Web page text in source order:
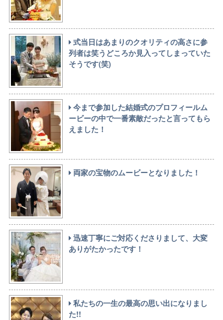
式当日はあまりのクオリティの高さに参
列者は笑うどころか見入ってしまっていた
そうです(笑)
今まで参加した結婚式のプロフィールム
ービーの中で一番素敵だったと言ってもら
えました！
両家の宝物のムービーとなりました！
迅速丁寧にご対応くださりまして、大変
ありがたかったです！
私たちの一生の最高の思い出になりまし
た!!